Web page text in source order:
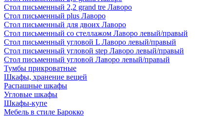
Стол письменный 2,2 grand tre Лаворо
Стол письменный plus Лаворо
Стол письменный для двоих Лаворо
Стол письменный со стеллажом Лаворо левый/правый
Стол письменный угловой L Лаворо левый/правый
Стол письменный угловой step Лаворо левый/правый
Стол письменный угловой Лаворо левый/правый
Тумбы прикроватные
Шкафы, хранение вещей
Распашные шкафы
Угловые шкафы
Шкафы-купе
Мебель в стиле Барокко